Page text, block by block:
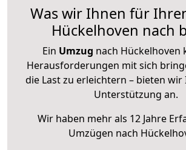
Was wir Ihnen für
Hückelhoven nach
Ein Umzug nach Hückelhoven
Herausforderungen mit sich
die Last zu erleichtern – bieten
Unterstützung an.
Wir haben mehr als 12 Jahre
Umzügen nach